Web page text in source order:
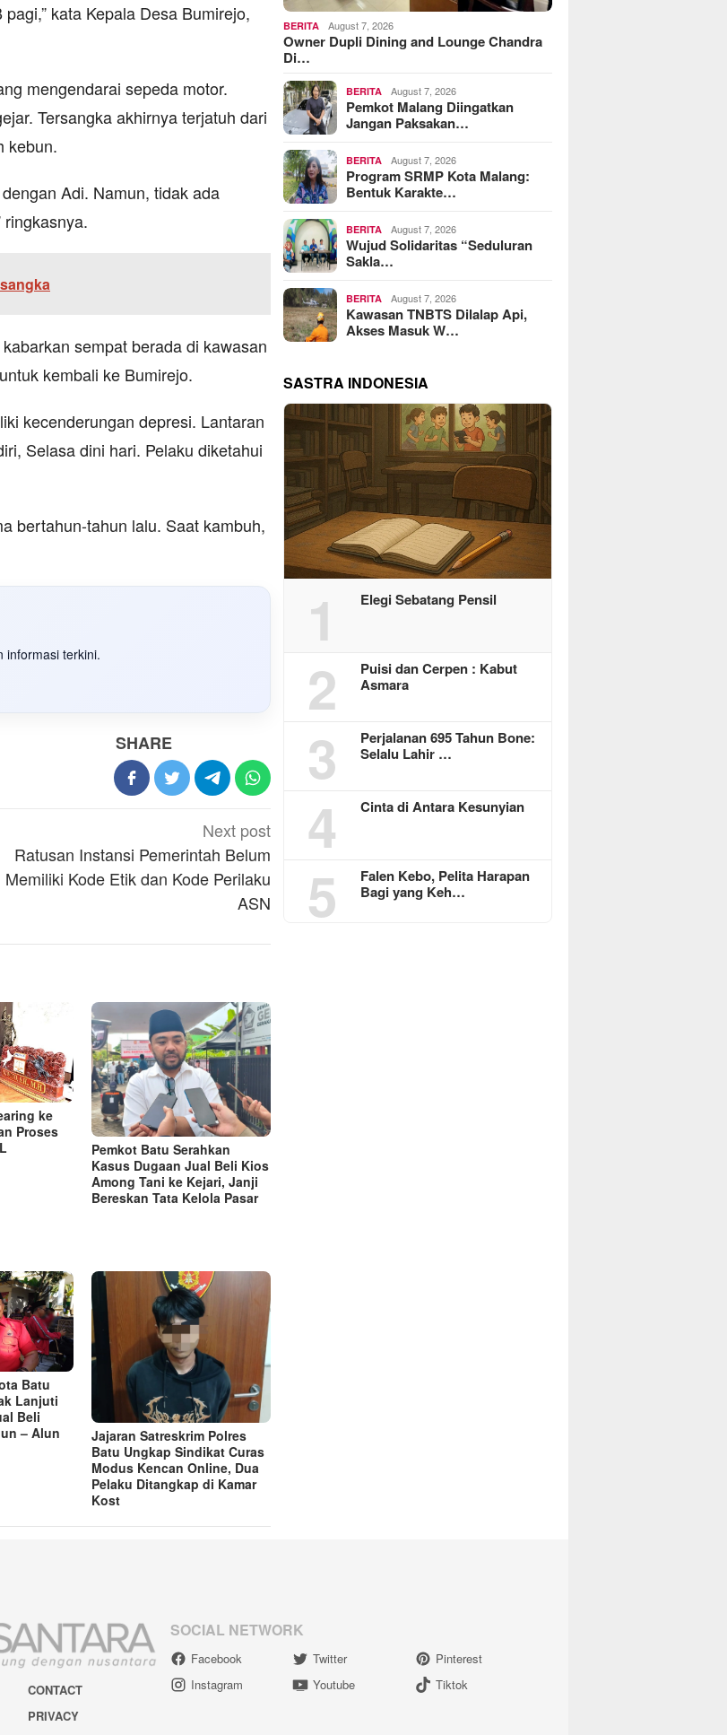
kata Kepala Desa Bumirejo,
mengendarai sepeda motor.
Tersangka akhirnya terjatuh dari
kebun.
Adi. Namun, tidak ada
sempat berada di kawasan
kembali ke Bumirejo.
kecenderungan depresi. Lantaran
Selasa dini hari. Pelaku diketahui
bertahun-tahun lalu. Saat kambuh,
informasi terkini.
SHARE
Next post
Ratusan Instansi Pemerintah Belum
Memiliki Kode Etik dan Kode Perilaku
ASN
ke
Proses
Pemkot Batu Serahkan
Kasus Dugaan Jual Beli Kios
Among Tani ke Kejari, Janji
Bereskan Tata Kelola Pasar
Batu
Lanjuti
Beli
– Alun
Jajaran Satreskrim Polres
Batu Ungkap Sindikat Curas
Modus Kencan Online, Dua
Pelaku Ditangkap di Kamar
Kost
BERITA August 7, 2026
Owner Dupli Dining and Lounge Chandra
Di…
BERITA August 7, 2026
Pemkot Malang Diingatkan
Jangan Paksakan…
BERITA August 7, 2026
Program SRMP Kota Malang:
Bentuk Karakte…
BERITA August 7, 2026
Wujud Solidaritas “Seduluran
Sakla…
BERITA August 7, 2026
Kawasan TNBTS Dilalap Api,
Akses Masuk W…
SASTRA INDONESIA
1 Elegi Sebatang Pensil
2
Puisi dan Cerpen : Kabut
Asmara
3
Perjalanan 695 Tahun Bone:
Selalu Lahir …
4 Cinta di Antara Kesunyian
5
Falen Kebo, Pelita Harapan
Bagi yang Keh…
CONTACT
PRIVACY
SOCIAL NETWORK
Facebook Twitter
Pinterest
Instagram
Youtube Tiktok